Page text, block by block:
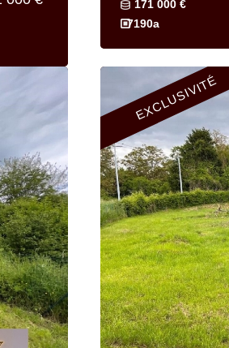
171 000 €
7190a
EXCLUSIVITÉ